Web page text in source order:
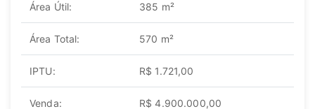
Área Útil: 385 m²
Área Total: 570 m²
IPTU: R$ 1.721,00
Venda: R$ 4.900.000,00